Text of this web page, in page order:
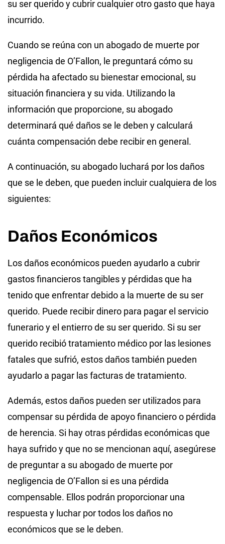
su ser querido y cubrir cualquier otro gasto que haya
incurrido.
Cuando se reúna con un abogado de muerte por
negligencia de O’Fallon, le preguntará cómo su
pérdida ha afectado su bienestar emocional, su
situación financiera y su vida. Utilizando la
información que proporcione, su abogado
determinará qué daños se le deben y calculará
cuánta compensación debe recibir en general.
A continuación, su abogado luchará por los daños
que se le deben, que pueden incluir cualquiera de los
siguientes:
Daños Económicos
Los daños económicos pueden ayudarlo a cubrir
gastos financieros tangibles y pérdidas que ha
tenido que enfrentar debido a la muerte de su ser
querido. Puede recibir dinero para pagar el servicio
funerario y el entierro de su ser querido. Si su ser
querido recibió tratamiento médico por las lesiones
fatales que sufrió, estos daños también pueden
ayudarlo a pagar las facturas de tratamiento.
Además, estos daños pueden ser utilizados para
compensar su pérdida de apoyo financiero o pérdida
de herencia. Si hay otras pérdidas económicas que
haya sufrido y que no se mencionan aquí, asegúrese
de preguntar a su abogado de muerte por
negligencia de O’Fallon si es una pérdida
compensable. Ellos podrán proporcionar una
respuesta y luchar por todos los daños no
económicos que se le deben.